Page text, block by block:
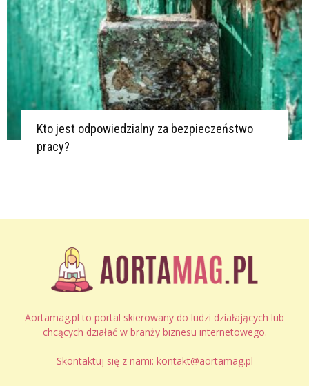
Kto jest odpowiedzialny za bezpieczeństwo
pracy?
Aortamag.pl to portal skierowany do ludzi działających lub
chcących działać w branży biznesu internetowego.
Skontaktuj się z nami: kontakt@aortamag.pl